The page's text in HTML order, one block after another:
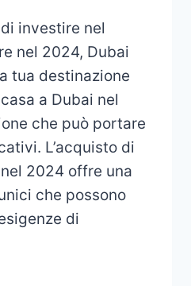
investire nel
nel 2024, Dubai
tua destinazione
a Dubai nel
che può portare
L’acquisto di
2024 offre una
che possono
di